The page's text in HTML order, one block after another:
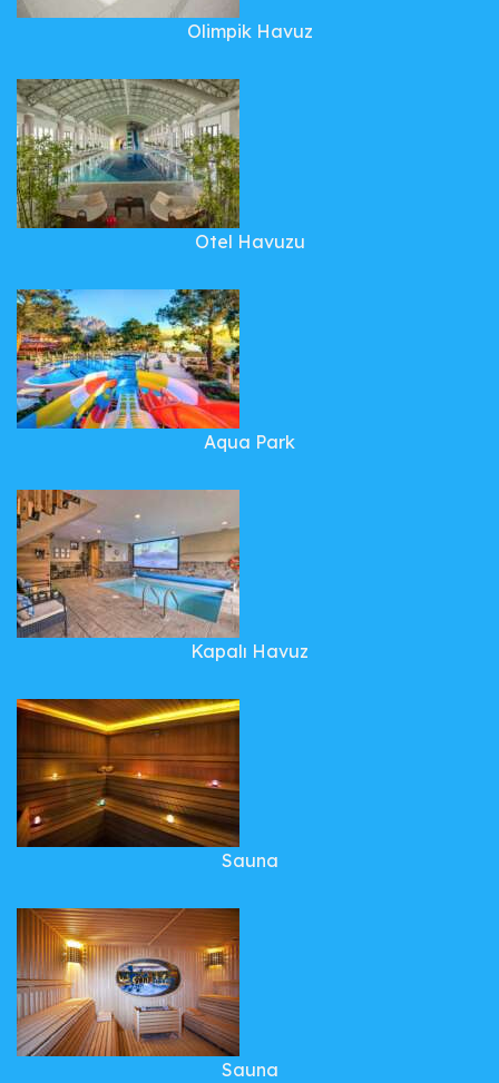
Olimpik Havuz
Otel Havuzu
Aqua Park
Kapalı Havuz
Sauna
Sauna